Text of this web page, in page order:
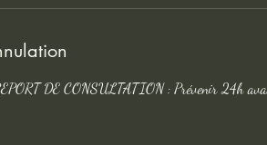
DE CONSULTATION : Prévenir 24h